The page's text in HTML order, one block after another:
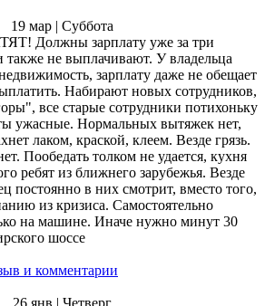
19 мар | Суббота
Должны зарплату уже за три
также не выплачивают. У владельца
зарплату даже не обещает
Набирают новых сотрудников,
все старые сотрудники потихоньку
ужасные. Нормальных вытяжек нет,
лаком, краской, клеем. Везде грязь.
Пообедать толком не удается, кухня
ребят из ближнего зарубежья. Везде
постоянно в них смотрит, вместо того,
из кризиса. Самостоятельно
на машине. Иначе нужно минут 30
шоссе
и комментарии
26 янв | Четверг